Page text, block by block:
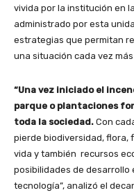
vivida por la institución en
administrado por esta
estrategias que permitan
una situación cada vez
“Una vez iniciado el
parque o plantaciones
toda la sociedad. Con
pierde biodiversidad, flora,
vida y también recursos
posibilidades de desarrollo
tecnología”, analizó el